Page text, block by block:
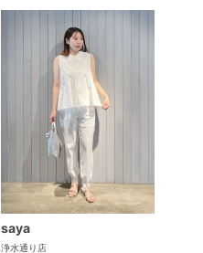
saya
浄水通り店